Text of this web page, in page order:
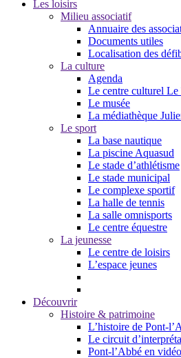
Les loisirs
Milieu associatif
Annuaire des
Documents utiles
Localisation des
La culture
Agenda
Le centre culturel Le
Le musée
La médiathèque
Le sport
La base nautique
La piscine Aquasud
Le stade d’athlétisme
Le stade municipal
Le complexe sportif
La halle de tennis
La salle omnisports
Le centre équestre
La jeunesse
Le centre de loisirs
L’espace jeunes
Découvrir
Histoire & patrimoine
L’histoire de Pont-
Le circuit
Pont-l’Abbé en